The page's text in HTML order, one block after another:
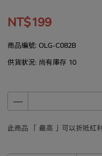
NT$199
商品編號: OLG-C082B
供貨狀況: 尚有庫存 10
此商品 「 最高 」可以折抵紅利